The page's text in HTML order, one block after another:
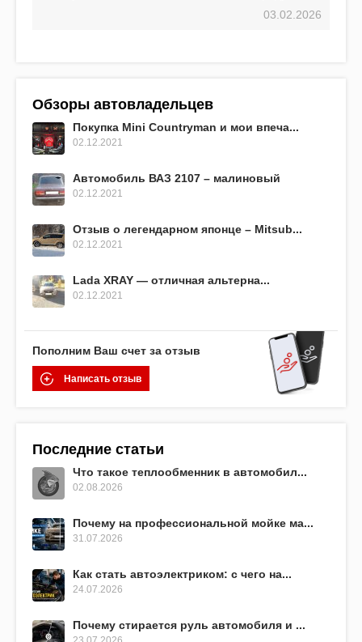
03.02.2026
Обзоры автовладельцев
Покупка Mini Countryman и мои впеча...
02.12.2021
Автомобиль ВАЗ 2107 – малиновый
02.12.2021
Отзыв о легендарном японце – Mitsub...
02.12.2021
Lada XRAY — отличная альтерна...
02.12.2021
Пополним Ваш счет за отзыв
Написать отзыв
Последние статьи
Что такое теплообменник в автомобил...
02.08.2026
Почему на профессиональной мойке ма...
31.07.2026
Как стать автоэлектриком: с чего на...
24.07.2026
Почему стирается руль автомобиля и ...